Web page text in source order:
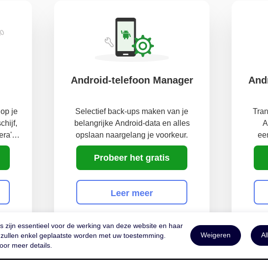
je
Android-telefoon Manager
Selectief back-ups maken van je
belangrijke Android-data en alles
opslaan naargelang je voorkeur.
Probeer het gratis
Leer meer
zijn essentieel voor de werking van deze website en haar
enkel geplaatste worden met uw toestemming.
meer details.
Weigeren